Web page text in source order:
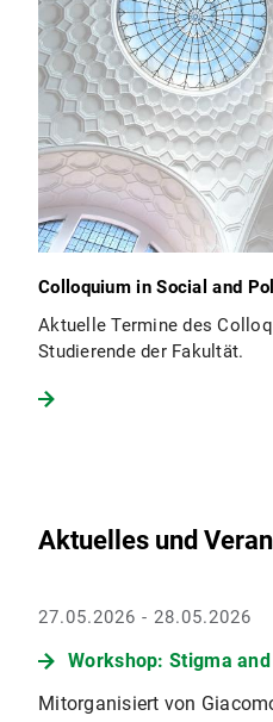
Colloquium in Social and
Aktuelle Termine des
Studierende der Fakultät.
Aktuelles und
27.05.2026 - 28.05.2026
Workshop: Stigma
Mitorganisiert von